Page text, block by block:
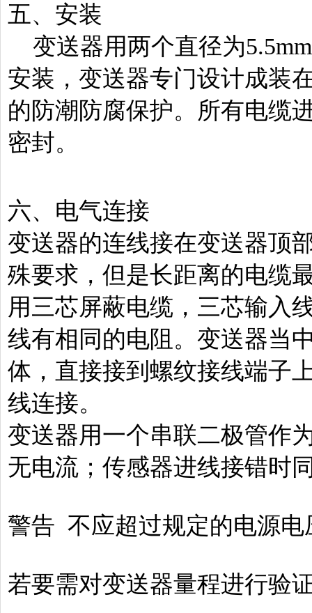
五、安装
变送器用两个直径为
安装，变送器专门设计成装
的防潮防腐保护。所有电缆
密封。
六、电气连接
变送器的连线接在变送器顶
殊要求，但是长距离的电缆
用三芯屏蔽电缆，三芯输入
线有相同的电阻。变送器当
体，直接接到螺纹接线端子
线连接。
变送器用一个串联二极管作
无电流；传感器进线接错时
警告 不应超过规定的电源
若要需对变送器量程进行验